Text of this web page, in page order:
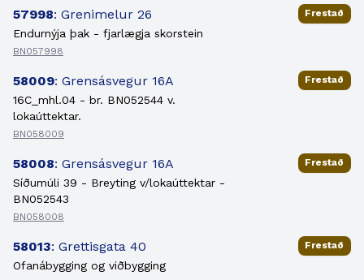
57998: Grenimelur 26
Endurnýja þak - fjarlægja skorstein
BN057998
Frestað
58009: Grensásvegur 16A
16C_mhl.04 - br. BN052544 v.
lokaúttektar.
BN058009
Frestað
58008: Grensásvegur 16A
Síðumúli 39 - Breyting v/lokaúttektar -
BN052543
BN058008
Frestað
58013: Grettisgata 40
Ofanábygging og viðbygging
Frestað